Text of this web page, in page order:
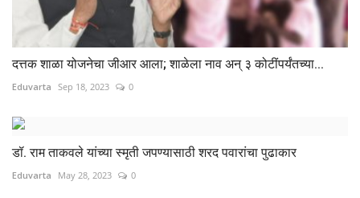
दत्तक शाळा योजनेचा जीआर आला; शाळेला नाव अन् ३ कोटींपर्यंतच्या...
Eduvarta Sep 18, 2023 0
डॉ. राम ताकवले यांच्या स्मृती जपण्यासाठी शरद पवारांचा पुढाकार
Eduvarta May 28, 2023 0